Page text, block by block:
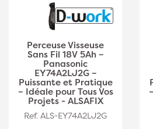
Perceuse Visseuse
Sans Fil 18V 5Ah –
Panasonic
EY74A2LJ2G –
Puissante et Pratique
– Idéale pour Tous Vos
Projets - ALSAFIX
Ref. ALS-EY74A2LJ2G